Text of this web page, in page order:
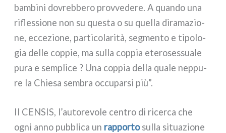
bam­bi­ni dovreb­be­ro prov­ve­de­re. A quan­do una
rifles­sio­ne non su que­sta o su quel­la dira­ma­zio­
ne, ecce­zio­ne, par­ti­co­la­ri­tà, seg­men­to e tipo­lo­
gia del­le cop­pie, ma sul­la cop­pia ete­ro­ses­sua­le
pura e sem­pli­ce ? Una cop­pia del­la qua­le nep­pu­
re la Chiesa sem­bra occu­par­si più”.
Il CENSIS, l’autorevole cen­tro di ricer­ca che
ogni anno pub­bli­ca un rap­por­tosul­la situa­zio­ne